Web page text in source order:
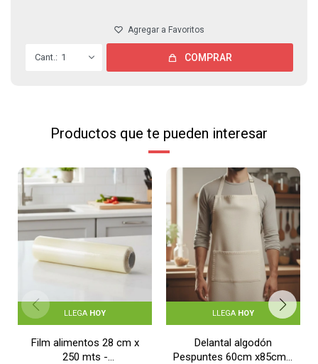
1 COMPRAR
Productos que te pueden interesar
LLEGA HOY
Film alimentos 28 cm x
250 mts -
LLEGA HOY
Delantal algodón
Pespuntes 60cm x85cm -